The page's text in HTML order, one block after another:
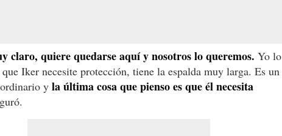
claro, quiere quedarse aquí y nosotros lo queremos. Yo lo
Iker necesite protección, tiene la espalda muy larga. Es un
y la última cosa que pienso es que él necesita